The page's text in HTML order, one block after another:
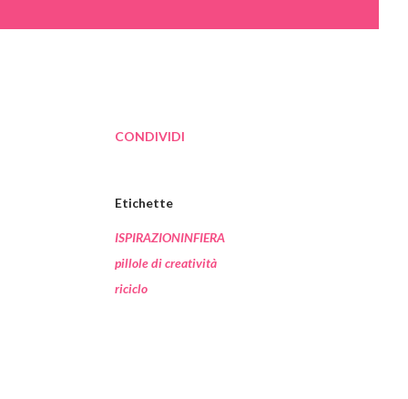
CONDIVIDI
Etichette
ISPIRAZIONINFIERA
pillole di creatività
riciclo